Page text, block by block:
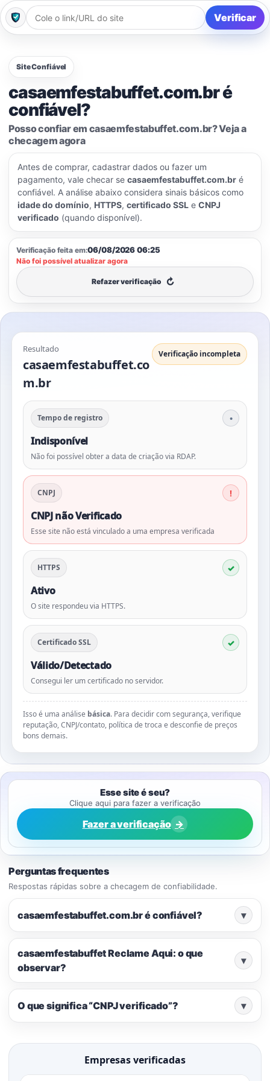
Verificar
Site Confiável
casaemfestabuffet.com.br é
confiável?
Posso confiar em casaemfestabuffet.com.br? Veja a
checagem agora
Antes de comprar, cadastrar dados ou fazer um
pagamento, vale checar se casaemfestabuffet.com.br é
confiável. A análise abaixo considera sinais básicos como
idade do domínio, HTTPS, certificado SSL e CNPJ
verificado (quando disponível).
Verificação feita em:06/08/2026 06:25
Não foi possível atualizar agora
Refazer verificação ↻
Resultado
casaemfestabuffet.co
m.br
Verificação incompleta
Tempo de registro
Indisponível
Não foi possível obter a data de criação via RDAP.
CNPJ
CNPJ não Verificado
Esse site não está vinculado a uma empresa verificada
HTTPS
Ativo
O site respondeu via HTTPS.
Certificado SSL
Válido/Detectado
Consegui ler um certificado no servidor.
Isso é uma análise básica. Para decidir com segurança, verifique
reputação, CNPJ/contato, política de troca e desconfie de preços
bons demais.
Esse site é seu?
Clique aqui para fazer a verificação
Fazer a verificação →
Perguntas frequentes
Respostas rápidas sobre a checagem de confiabilidade.
casaemfestabuffet.com.br é confiável? ▾
casaemfestabuffet Reclame Aqui: o que
observar?
▾
O que significa “CNPJ verificado”? ▾
Empresas verificadas